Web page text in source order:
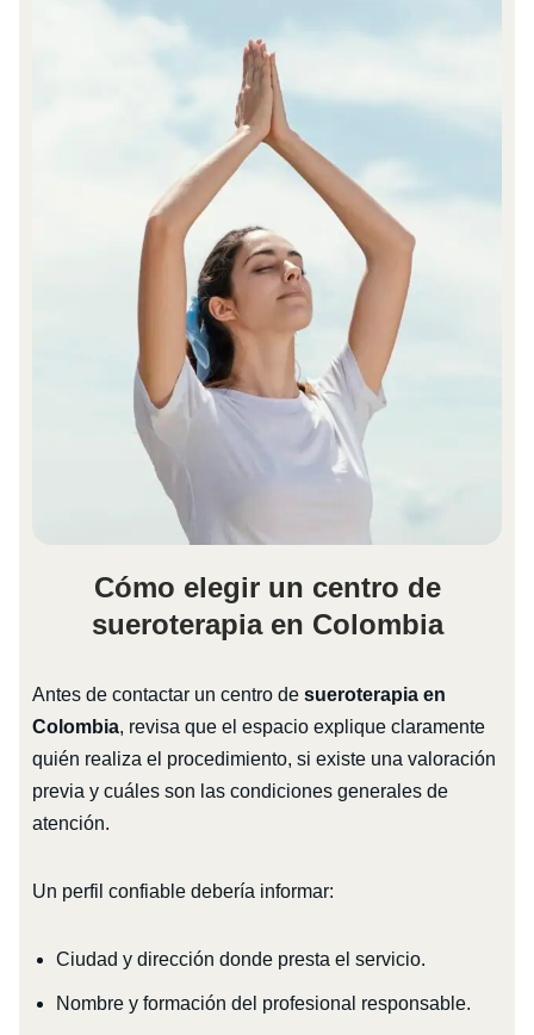
Cómo elegir un centro de
sueroterapia en Colombia
Antes de contactar un centro de sueroterapia en
Colombia, revisa que el espacio explique claramente
quién realiza el procedimiento, si existe una valoración
previa y cuáles son las condiciones generales de
atención.
Un perfil confiable debería informar:
Ciudad y dirección donde presta el servicio.
Nombre y formación del profesional responsable.